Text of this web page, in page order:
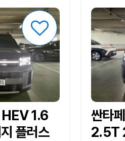
1.6
플러스
싼타
2.5T